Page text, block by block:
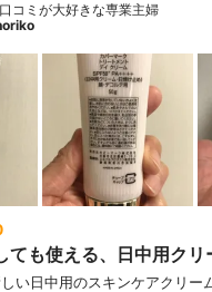
コミが大好きな専業主婦
ても使える、日中用クリ
い日中用のスキンケアクリー